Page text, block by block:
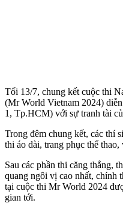
Tối 13/7, chung kết cuộc thi
(Mr World Vietnam 2024)
1, Tp.HCM) với sự tranh tài
Trong đêm chung kết, các thí
thi áo dài, trang phục thể
Sau các phần thi căng thẳng,
quang ngôi vị cao nhất, chính
tại cuộc thi Mr World 2024
gian tới.